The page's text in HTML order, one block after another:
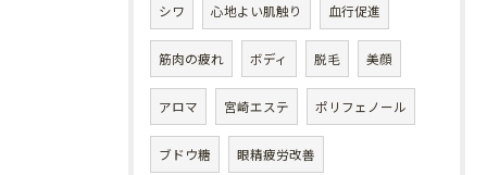
シワ 心地よい肌触り 血行促進
筋肉の疲れ ボディ 脱毛 美顔
アロマ 宮崎エステ ポリフェノール
ブドウ糖 眼精疲労改善